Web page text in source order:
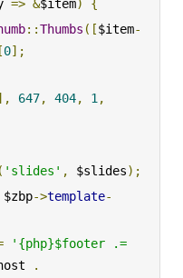
=> &$item)
{
::Thumbs ([$item-
0];
647, 404, 1 ,
( 'slides' , $slides);
->template-
'{php}$footer .=
.